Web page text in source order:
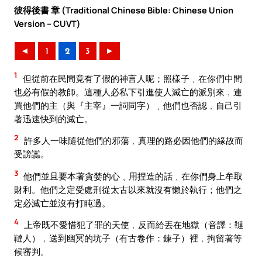
彼得後書 章 (Traditional Chinese Bible: Chinese Union
Version – CUVT)
◄ 1 2 3 ►
1
但從前在民間竟有了假的神言人呢；照樣子﹑在你們中間
也必有假的教師。這種人必私下引進使人滅亡的派別來﹐連
買他們的主（與『主宰』一詞同字）﹑他們也否認﹐自己引
著迅速快到的滅亡。
2 許多人一味隨從他們的邪蕩﹐真理的路必因他們的緣故而
受謗讟。
3 他們並且要本著貪婪的心﹑用捏造的話﹑在你們身上牟取
財利。他們之定受處刑從太古以來就沒有懶於執行；他們之
定必滅亡並沒有打盹過。
4 上帝既不愛惜犯了罪的天使﹐反而給丟在地獄（音譯：韃
韃人）﹐送到幽冥的坑子（有古卷作：鍊子）裡﹐拘留著等
候審判。